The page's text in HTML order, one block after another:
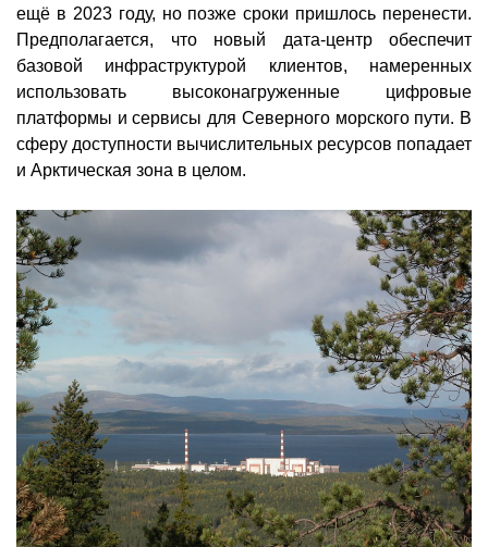
ещё в 2023 году, но позже сроки пришлось перенести.
Предполагается, что новый дата-центр обеспечит
базовой инфраструктурой клиентов, намеренных
использовать высоконагруженные цифровые
платформы и сервисы для Северного морского пути. В
сферу доступности вычислительных ресурсов попадает
и Арктическая зона в целом.